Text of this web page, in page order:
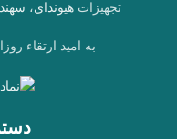
تجهیزات هیوندای، سهند
به امید ارتقاء